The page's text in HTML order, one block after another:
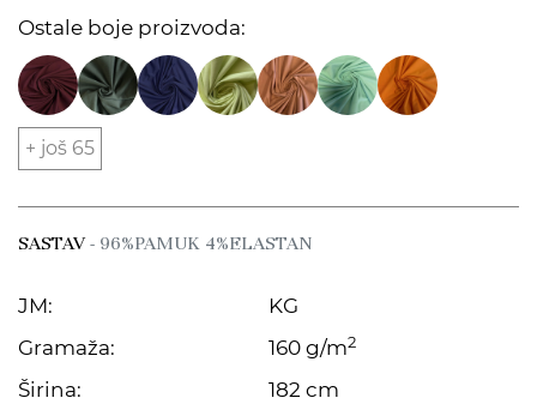
Ostale boje proizvoda:
+ još 65
SASTAV- 96%PAMUK 4%ELASTAN
JM:
KG
Gramaža:
160 g/m2
Širina:
182 cm